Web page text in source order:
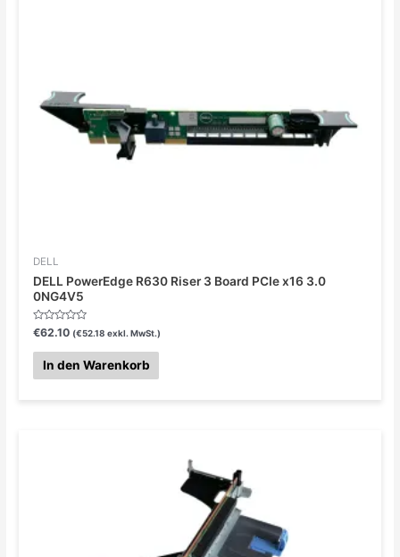
DELL
DELL PowerEdge R630 Riser 3 Board PCIe x16 3.0
0NG4V5
Bewertet
mit
0
von
€62.10 (€52.18 exkl. MwSt.)
In den Warenkorb